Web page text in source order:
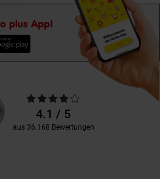
plus App!
Durchschnittliche
Bewertungen4.1 / 5
aus 36.168 Bewertungen